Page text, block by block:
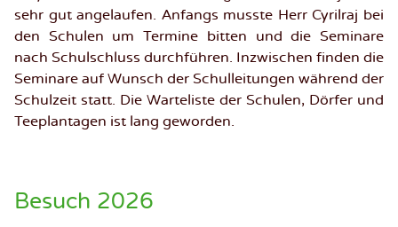
sehr gut angelaufen. Anfangs musste Herr Cyrilraj bei
den Schulen um Termine bitten und die Seminare
nach Schulschluss durchführen. Inzwischen finden die
Seminare auf Wunsch der Schulleitungen während der
Schulzeit statt. Die Warteliste der Schulen, Dörfer und
Teeplantagen ist lang geworden.
Besuch 2026